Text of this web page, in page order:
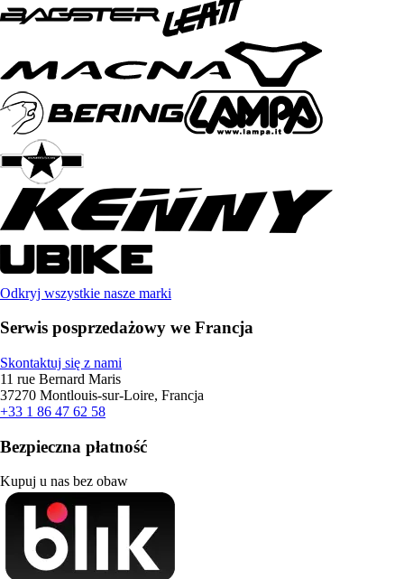
Odkryj wszystkie nasze marki
Serwis posprzedażowy we Francja
Skontaktuj się z nami
11 rue Bernard Maris
37270 Montlouis-sur-Loire, Francja
+33 1 86 47 62 58
Bezpieczna płatność
Kupuj u nas bez obaw